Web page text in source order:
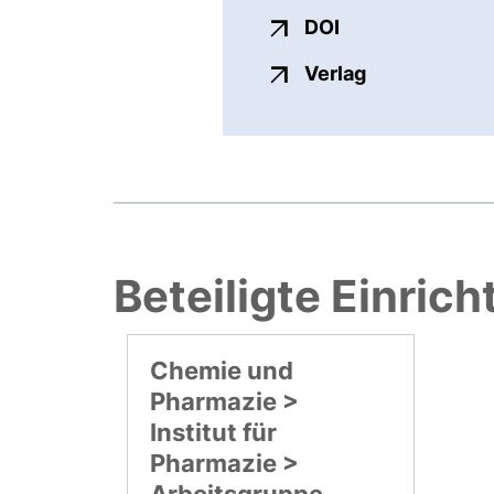
DOI
Verlagexterner
Beteiligte
Chemie und
Pharmazie >
Institut für
Pharmazie >